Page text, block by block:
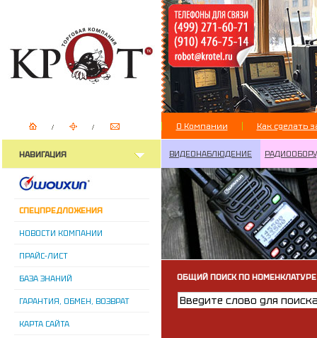
О Компании Как сделать
НАВИГАЦИЯ
СПЕЦПРЕДЛОЖЕНИЯ
НОВОСТИ КОМПАНИИ
ПРАЙС-ЛИСТ
БАЗА ЗНАНИЙ
ГАРАНТИЯ, ОБМЕН, ВОЗВРАТ
КАРТА САЙТА
ВИДЕОНАБЛЮДЕНИЕ
ОБЩИЙ ПОИСК ПО НОМЕНКЛАТУРЕ